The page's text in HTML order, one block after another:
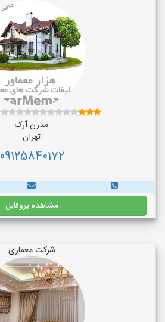
مدرن آرک
تهران
09125840172
مشاهده پروفایل
شرکت معماری